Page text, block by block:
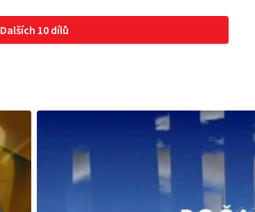
Dalších 10 dílů